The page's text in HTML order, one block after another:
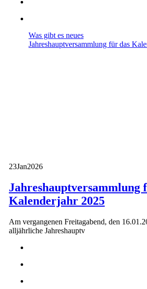
Was gibt es neues
Jahreshauptversammlung für das
23Jan2026
Jahreshauptversammlung
Kalenderjahr 2025
Am vergangenen Freitagabend, den
alljährliche Jahreshauptv